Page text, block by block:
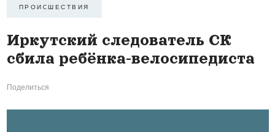
ПРОИCШЕСТВИЯ
Иркутский следователь СК
сбила ребёнка-велосипедиста
Поделиться